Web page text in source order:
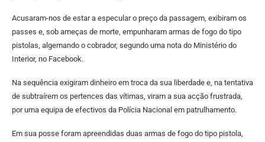
Acusaram-nos de estar a especular o preço da passagem, exibiram os
passes e, sob ameças de morte, empunharam armas de fogo do tipo
pistolas, algemando o cobrador, segundo uma nota do Ministério do
Interior, no Facebook.
Na sequência exigiram dinheiro em troca da sua liberdade e, na tentativa
de subtraírem os pertences das vítimas, viram a sua acção frustrada,
por uma equipa de efectivos da Polícia Nacional em patrulhamento.
Em sua posse foram apreendidas duas armas de fogo do tipo pistola,